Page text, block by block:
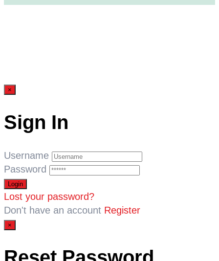
×
Sign In
Username
Password
Lost your password?
Don't have an account Register
×